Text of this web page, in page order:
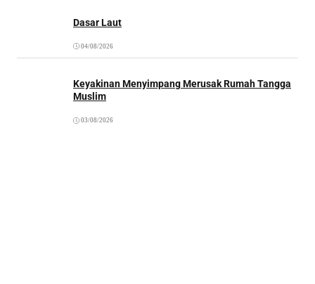
Dasar Laut
04/08/2026
Keyakinan Menyimpang Merusak Rumah Tangga
Muslim
03/08/2026